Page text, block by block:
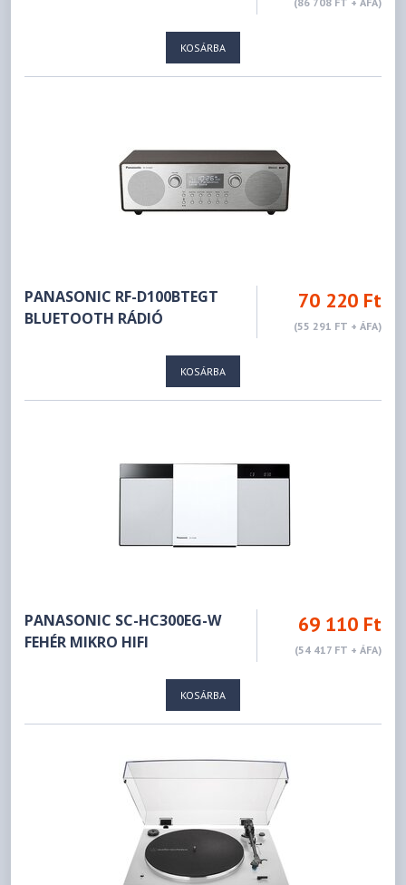
KOSÁRBA
PANASONIC RF-D100BTEGT
BLUETOOTH RÁDIÓ
70 220 Ft
(55 291 FT + ÁFA)
KOSÁRBA
PANASONIC SC-HC300EG-W
FEHÉR MIKRO HIFI
69 110 Ft
(54 417 FT + ÁFA)
KOSÁRBA